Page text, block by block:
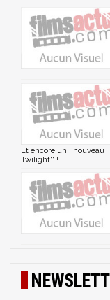
Et encore un ''nouveau
Twilight'' !